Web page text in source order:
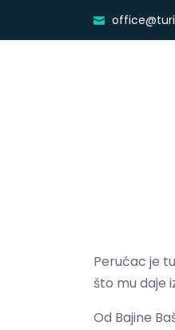
Perućac je
što mu daje
Od Bajine